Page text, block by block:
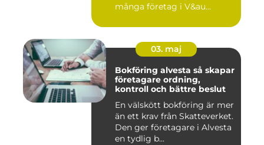
många företag i V&au...
03. maj
Bokföring alvesta så skapar
företagare ordning,
kontroll och bättre beslut
En välskött bokföring är mer
än ett krav från Skatteverket.
Den ger företagare i Alvesta
en tydlig b...